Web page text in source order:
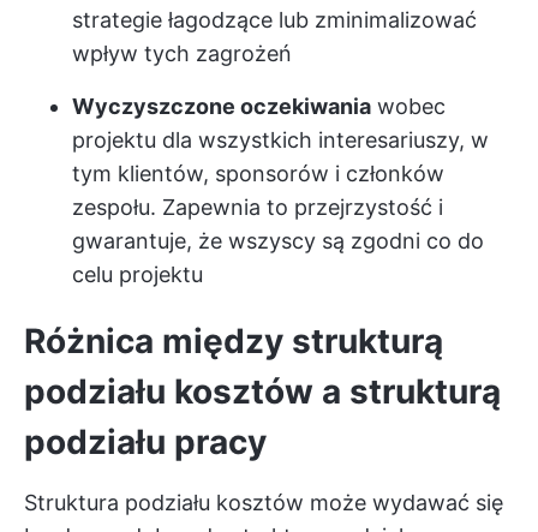
strategie łagodzące lub zminimalizować
wpływ tych zagrożeń
Wyczyszczone oczekiwania wobec
projektu dla wszystkich interesariuszy, w
tym klientów, sponsorów i członków
zespołu. Zapewnia to przejrzystość i
gwarantuje, że wszyscy są zgodni co do
celu projektu
Różnica między strukturą
podziału kosztów a strukturą
podziału pracy
Struktura podziału kosztów może wydawać się